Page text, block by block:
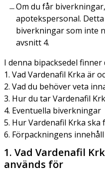
Om du får
apotekspersonal.
biverkningar som inte
avsnitt 4.
I denna bipacksedel
1. Vad Vardenafil Krka är
2. Vad du behöver veta
3. Hur du tar Vardenafil
4. Eventuella biverkningar
5. Hur Vardenafil Krka ska
6. Förpackningens
1. Vad Vardenafil
används för